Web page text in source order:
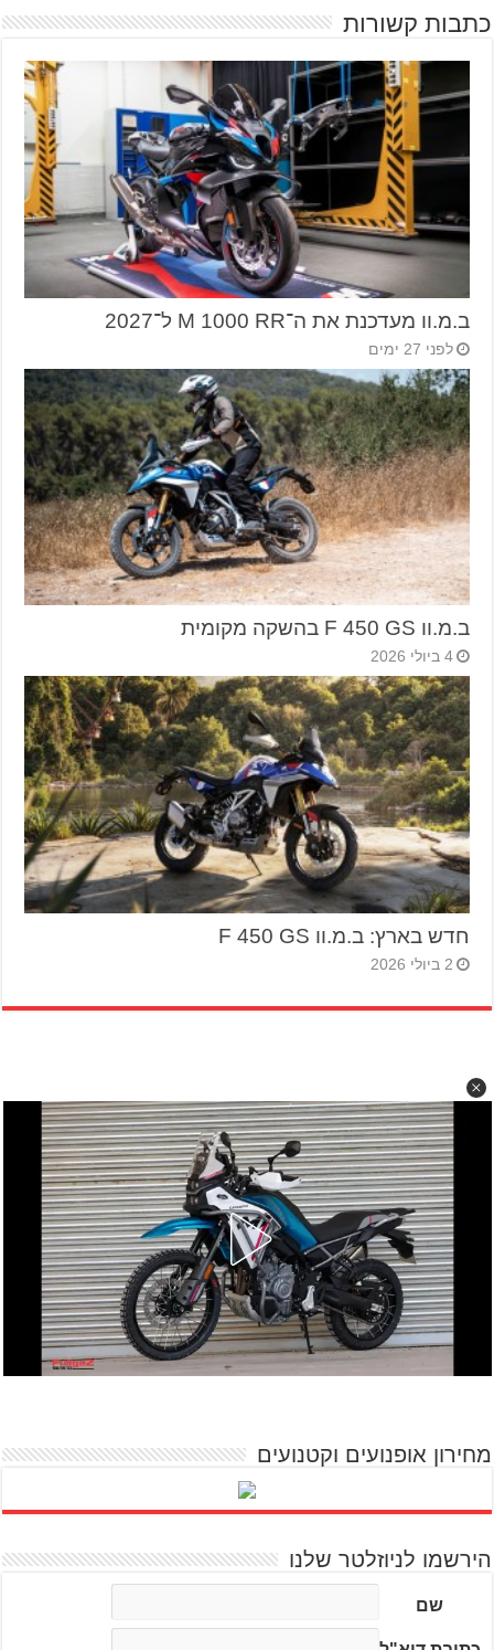
כתבות קשורות
ב.מ.וו מעדכנת את ה־M 1000 RR ל־2027
לפני 27 ימים
ב.מ.וו F 450 GS בהשקה מקומית
4 ביולי 2026
חדש בארץ: ב.מ.וו F 450 GS
2 ביולי 2026
מחירון אופנועים וקטנועים
הירשמו לניוזלטר שלנו
שם